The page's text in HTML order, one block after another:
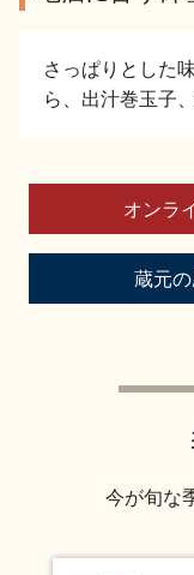
地酒蔵元会WEB展示会
さっぱりとした
ら、出汁巻玉子
オンラ
蔵元
今が旬な